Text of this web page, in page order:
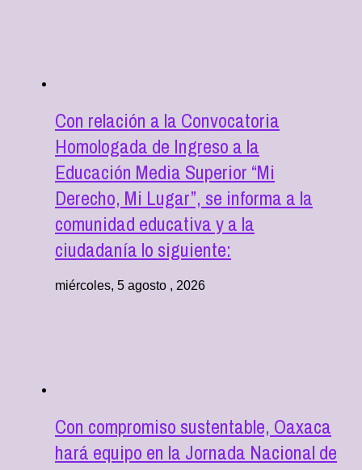
Con relación a la Convocatoria
Homologada de Ingreso a la
Educación Media Superior “Mi
Derecho, Mi Lugar”, se informa a la
comunidad educativa y a la
ciudadanía lo siguiente:
miércoles, 5 agosto , 2026
Con compromiso sustentable, Oaxaca
hará equipo en la Jornada Nacional de